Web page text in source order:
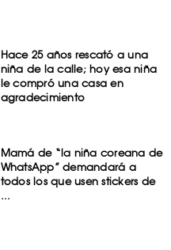
Hace 25 años rescató a una
niña de la calle; hoy esa niña
le compró una casa en
agradecimiento
Mamá de “la niña coreana de
WhatsApp” demandará a
todos los que usen stickers de
...